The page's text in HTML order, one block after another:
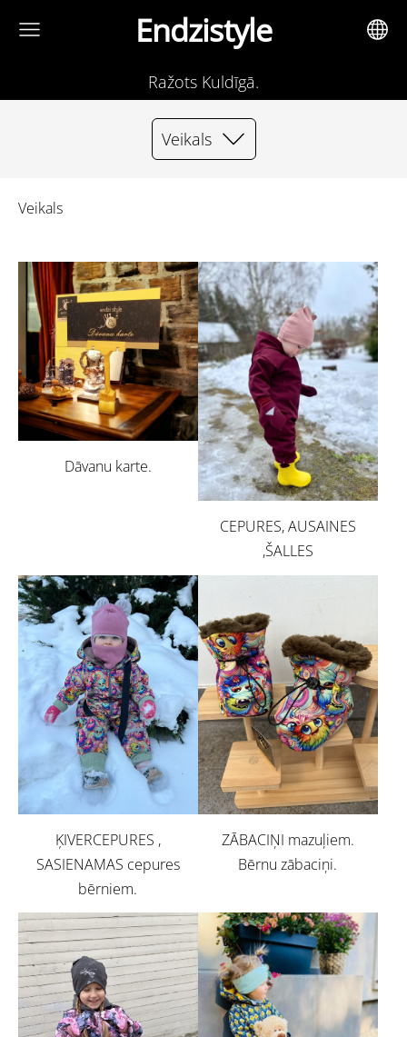
Endzistyle
Ražots Kuldīgā.
Veikals
Veikals
Dāvanu karte.
CEPURES, AUSAINES
,ŠALLES
ĶIVERCEPURES ,
SASIENAMAS cepures
bērniem.
ZĀBACIŅI mazuļiem.
Bērnu zābaciņi.